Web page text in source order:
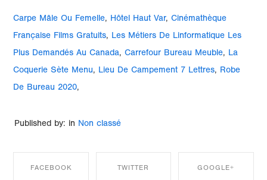
Carpe Mâle Ou Femelle, Hôtel Haut Var,Cinémathèque
Française Films Gratuits, Les Métiers De Linformatique Les
Plus Demandés Au Canada,Carrefour Bureau Meuble, La
Coquerie Sète Menu, Lieu De Campement 7 Lettres, Robe
De Bureau 2020,
Published by: in Non classé
FACEBOOK TWITTER GOOGLE+